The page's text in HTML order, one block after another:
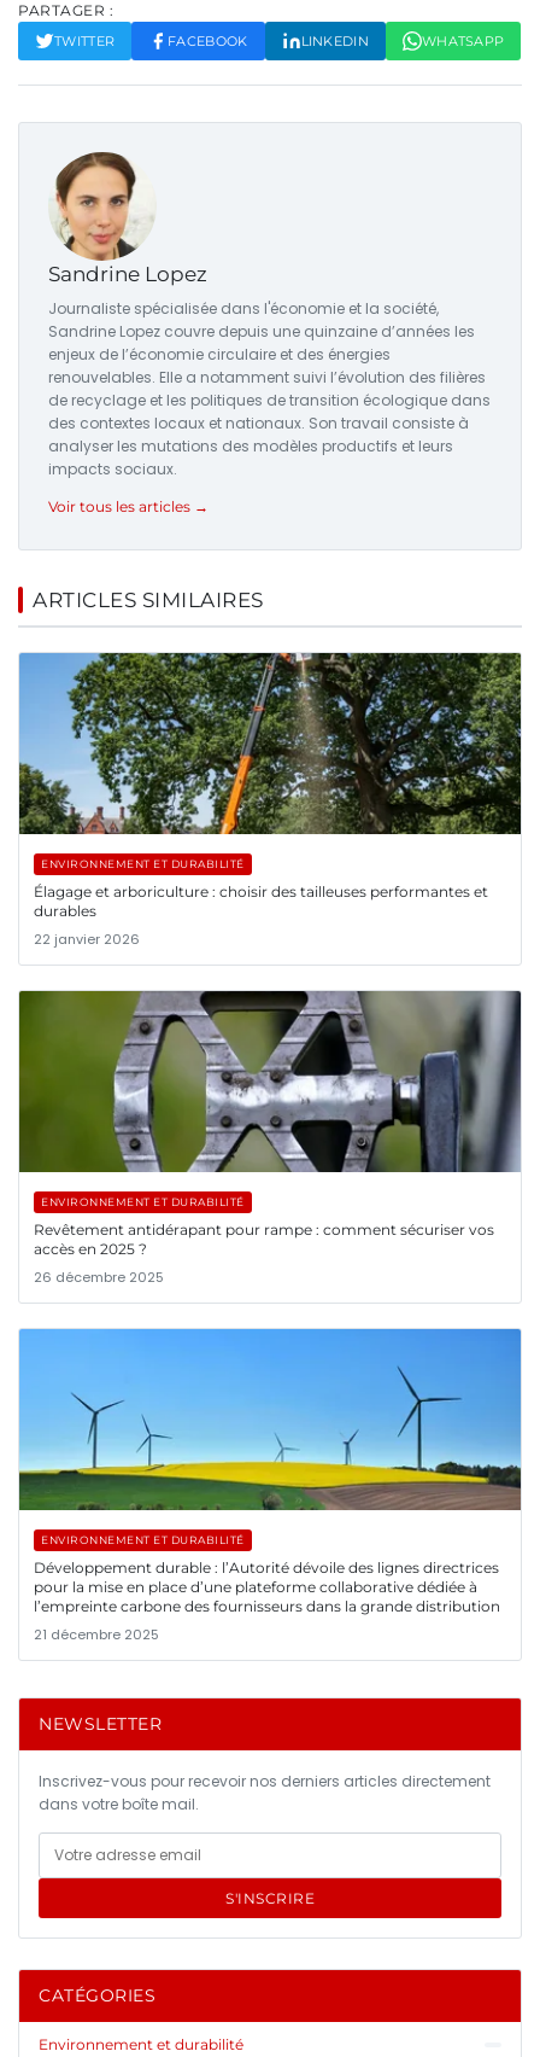
PARTAGER :
TWITTER FACEBOOK LINKEDIN WHATSAPP
Sandrine Lopez
Journaliste spécialisée dans l'économie et la société,
Sandrine Lopez couvre depuis une quinzaine d’années les
enjeux de l’économie circulaire et des énergies
renouvelables. Elle a notamment suivi l’évolution des filières
de recyclage et les politiques de transition écologique dans
des contextes locaux et nationaux. Son travail consiste à
analyser les mutations des modèles productifs et leurs
impacts sociaux.
Voir tous les articles →
ARTICLES SIMILAIRES
ENVIRONNEMENT ET DURABILITÉ
Élagage et arboriculture : choisir des tailleuses performantes et
durables
22 janvier 2026
ENVIRONNEMENT ET DURABILITÉ
Revêtement antidérapant pour rampe : comment sécuriser vos
accès en 2025 ?
26 décembre 2025
ENVIRONNEMENT ET DURABILITÉ
Développement durable : l’Autorité dévoile des lignes directrices
pour la mise en place d’une plateforme collaborative dédiée à
l’empreinte carbone des fournisseurs dans la grande distribution
21 décembre 2025
NEWSLETTER
Inscrivez-vous pour recevoir nos derniers articles directement
dans votre boîte mail.
S'INSCRIRE
CATÉGORIES
Environnement et durabilité